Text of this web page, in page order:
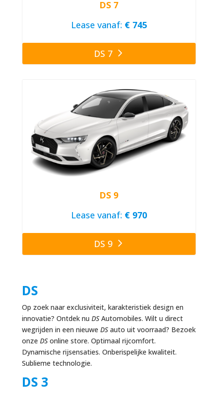
DS 7
Lease vanaf: € 745
DS 7
DS 9
Lease vanaf: € 970
DS 9
DS
Op zoek naar exclusiviteit, karakteristiek design en
innovatie? Ontdek nu DSAutomobiles. Wilt u direct
wegrijden in een nieuwe DSauto uit voorraad? Bezoek
onze DSonline store. Optimaal rijcomfort.
Dynamische rijsensaties. Onberispelijke kwaliteit.
Sublieme technologie.
DS 3